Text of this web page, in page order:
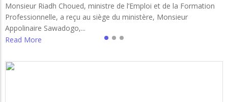
Monsieur Riadh Choued, ministre de l’Emploi et de la Formation
Professionnelle, a reçu au siège du ministère, Monsieur
Appolinaire Sawadogo,...
Read More